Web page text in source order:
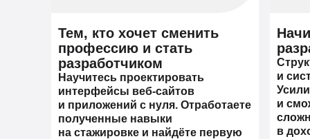
Тем, кто хочет сменить
профессию и стать
разработчиком
Научитесь проектировать
интерфейсы веб-сайтов
и приложений с нуля. Отработаете
полученные навыки
на стажировке и найдёте первую
и
и
в